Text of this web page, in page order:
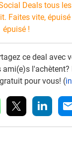
Deals tous les
Faites vite, épuisé
épuisé !
ce deal avec
ami(e)s l'achètent?
pour vous! (
linkedin